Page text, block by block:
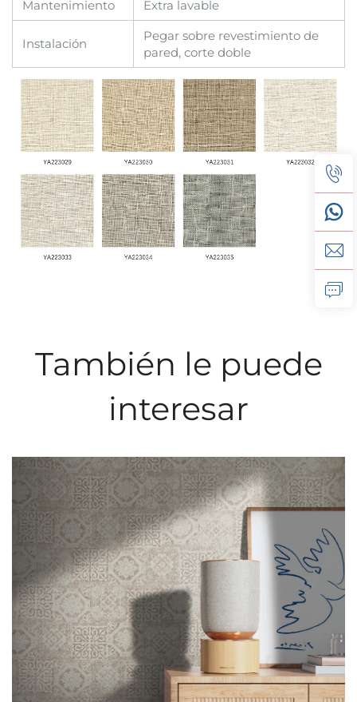
Mantenimiento Extra lavable
Instalación
Pegar sobre revestimiento de
pared, corte doble
También le puede
interesar